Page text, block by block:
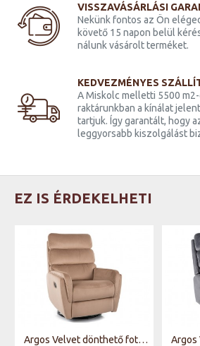
VISSZAVÁSÁRLÁSI
Nekünk fontos az Ön
követő 15 napon belül
nálunk vásárolt terméket.
KEDVEZMÉNYES
A Miskolc melletti 5500
raktárunkban a kínálat
tartjuk. Így garantált, hogy
leggyorsabb kiszolgálást
EZ IS ÉRDEKELHETI
Argos Velvet dönthető fotel bézs (Bluvel 28)